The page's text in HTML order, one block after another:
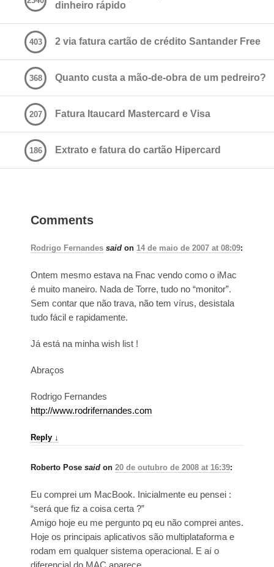
dinheiro rápido
2 via fatura cartão de crédito Santander Free
403
Quanto custa a mão-de-obra de um pedreiro?
368
Fatura Itaucard Mastercard e Visa
207
Extrato e fatura do cartão Hipercard
186
Comments
Rodrigo Fernandes said on 14 de maio de 2007 at 08:09:
Ontem mesmo estava na Fnac vendo como o iMac
é muito maneiro. Nada de Torre, tudo no “monitor”.
Sem contar que não trava, não tem vírus, desistala
tudo fácil e rapidamente.
Já está na minha wish list !
Abraços
Rodrigo Fernandes
http://www.rodrifernandes.com
Reply ↓
Roberto Pose said on 20 de outubro de 2008 at 16:39:
Eu comprei um MacBook. Inicialmente eu pensei :
“será que fiz a coisa certa ?”
Amigo hoje eu me pergunto pq eu não comprei antes.
Hoje os principais aplicativos são multiplataforma e
rodam em qualquer sistema operacional. E aí o
diferencial do MAC aparece.